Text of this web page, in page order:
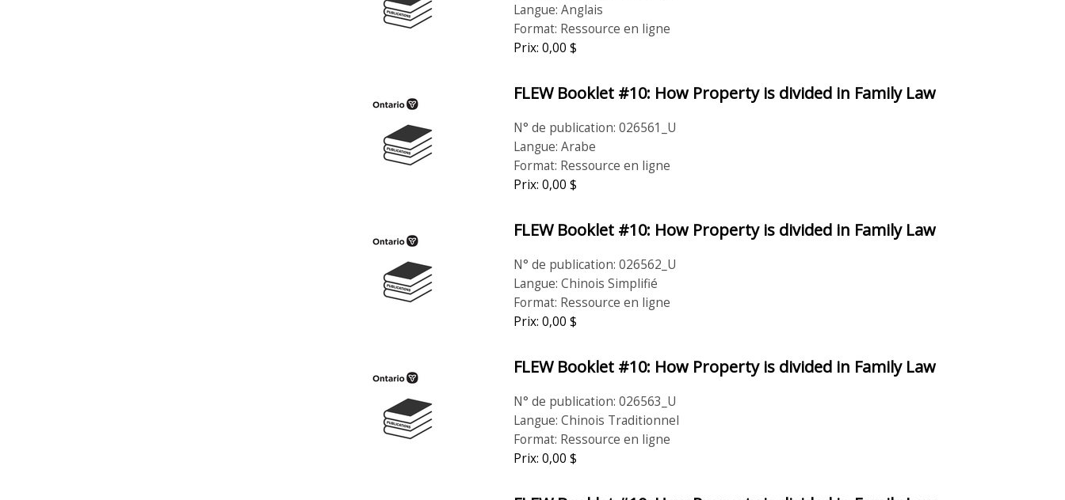
Langue: Anglais
Format: Ressource en ligne
Prix: 0,00 $
FLEW Booklet #10: How Property is divided in Family Law
N° de publication: 026561_U
Langue: Arabe
Format: Ressource en ligne
Prix: 0,00 $
FLEW Booklet #10: How Property is divided in Family Law
N° de publication: 026562_U
Langue: Chinois Simplifié
Format: Ressource en ligne
Prix: 0,00 $
FLEW Booklet #10: How Property is divided in Family Law
N° de publication: 026563_U
Langue: Chinois Traditionnel
Format: Ressource en ligne
Prix: 0,00 $